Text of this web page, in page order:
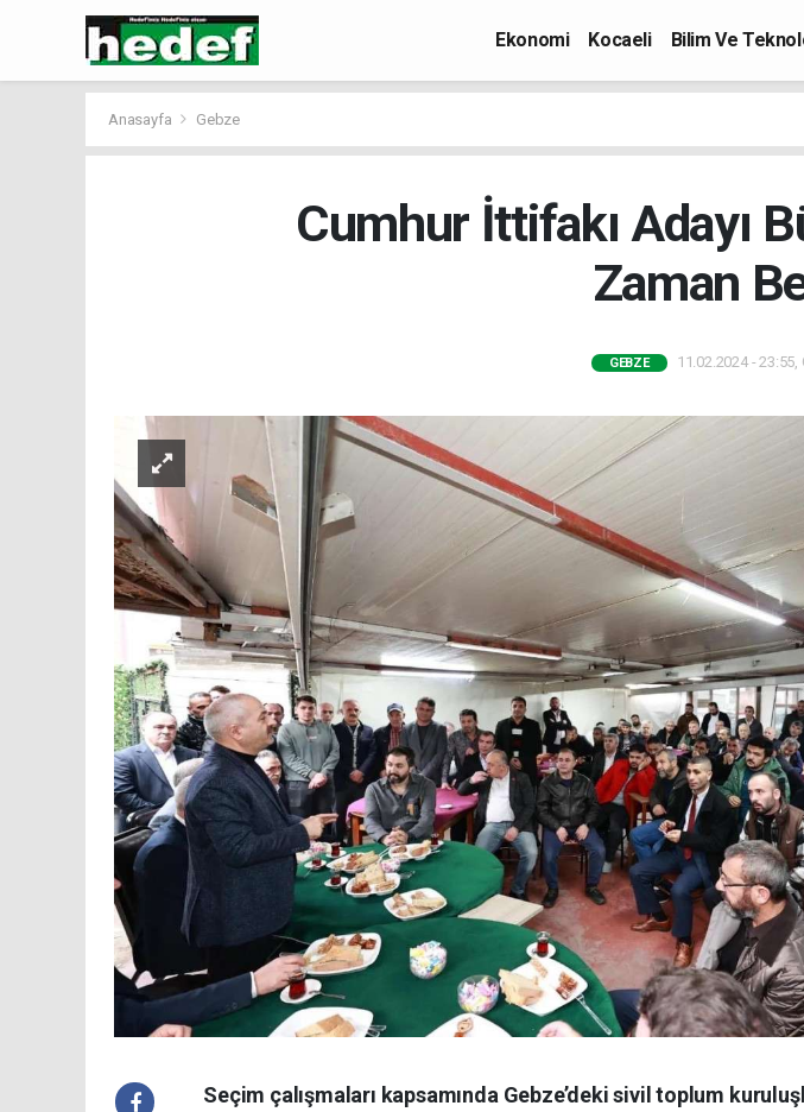
Ekonomi Kocaeli Bilim Ve
Anasayfa Gebze
Cumhur İttifakı Adayı
Zaman
GEBZE 11.02.2024 -
Seçim çalışmaları kapsamında Gebze’deki sivil toplum